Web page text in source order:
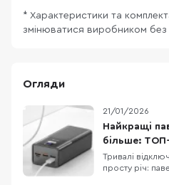
* Характеристики та
змінюватися виробником без
Огляди
21/01/2026
Найкращі
більше:
відключень
Тривалі
просту річ: